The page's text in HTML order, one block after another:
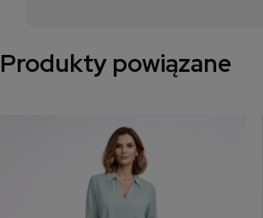
Produkty powiązane